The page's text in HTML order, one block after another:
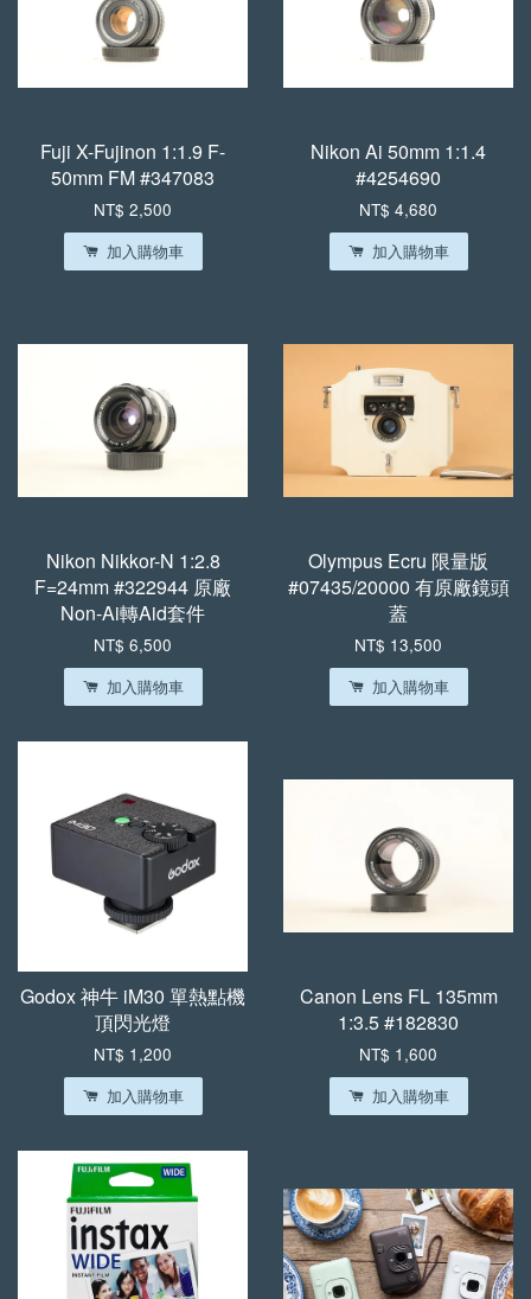
Fuji X-Fujinon 1:1.9 F-
50mm FM #347083
NT$ 2,500
加入購物車
Nikon Ai 50mm 1:1.4
#4254690
NT$ 4,680
加入購物車
Nikon Nikkor-N 1:2.8
F=24mm #322944 原廠
Non-Ai轉Aid套件
NT$ 6,500
加入購物車
Olympus Ecru 限量版
#07435/20000 有原廠鏡頭
蓋
NT$ 13,500
加入購物車
Godox 神牛 iM30 單熱點機
頂閃光燈
NT$ 1,200
加入購物車
Canon Lens FL 135mm
1:3.5 #182830
NT$ 1,600
加入購物車